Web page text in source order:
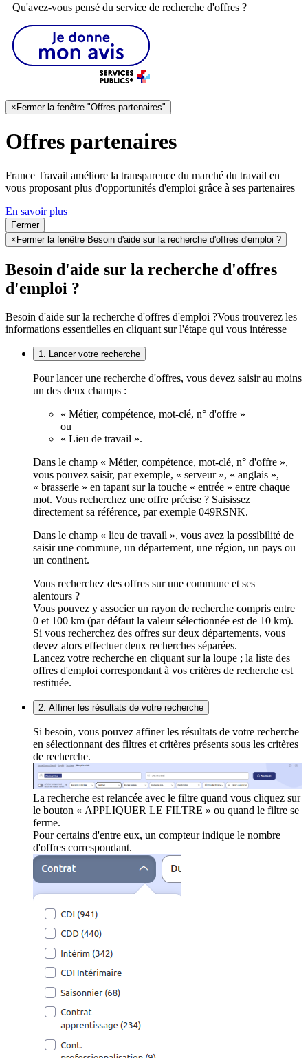
Qu'avez-vous pensé du service de recherche d'offres ?
× Fermer la fenêtre "Offres partenaires"
Offres partenaires
France Travail améliore la transparence du marché du travail en
vous proposant plus d'opportunités d'emploi grâce à ses partenaires
En savoir plus
Fermer
×Fermer la fenêtre Besoin d'aide sur la recherche d'offres d'emploi ?
Besoin d'aide sur la recherche d'offres
d'emploi ?
Besoin d'aide sur la recherche d'offres d'emploi ?Vous trouverez les
informations essentielles en cliquant sur l'étape qui vous intéresse
1. Lancer votre recherche
Pour lancer une recherche d'offres, vous devez saisir au moins
un des deux champs :
« Métier, compétence, mot-clé, n° d'offre »
ou
« Lieu de travail ».
Dans le champ « Métier, compétence, mot-clé, n° d'offre »,
vous pouvez saisir, par exemple, « serveur », « anglais »,
« brasserie » en tapant sur la touche « entrée » entre chaque
mot. Vous recherchez une offre précise ? Saisissez
directement sa référence, par exemple 049RSNK.
Dans le champ « lieu de travail », vous avez la possibilité de
saisir une commune, un département, une région, un pays ou
un continent.
Vous recherchez des offres sur une commune et ses
alentours ?
Vous pouvez y associer un rayon de recherche compris entre
0 et 100 km (par défaut la valeur sélectionnée est de 10 km).
Si vous recherchez des offres sur deux départements, vous
devez alors effectuer deux recherches séparées.
Lancez votre recherche en cliquant sur la loupe ; la liste des
offres d'emploi correspondant à vos critères de recherche est
restituée.
2. Affiner les résultats de votre recherche
Si besoin, vous pouvez affiner les résultats de votre recherche
en sélectionnant des filtres et critères présents sous les critères
de recherche.
La recherche est relancée avec le filtre quand vous cliquez sur
le bouton « APPLIQUER LE FILTRE » ou quand le filtre se
ferme.
Pour certains d'entre eux, un compteur indique le nombre
d'offres correspondant.